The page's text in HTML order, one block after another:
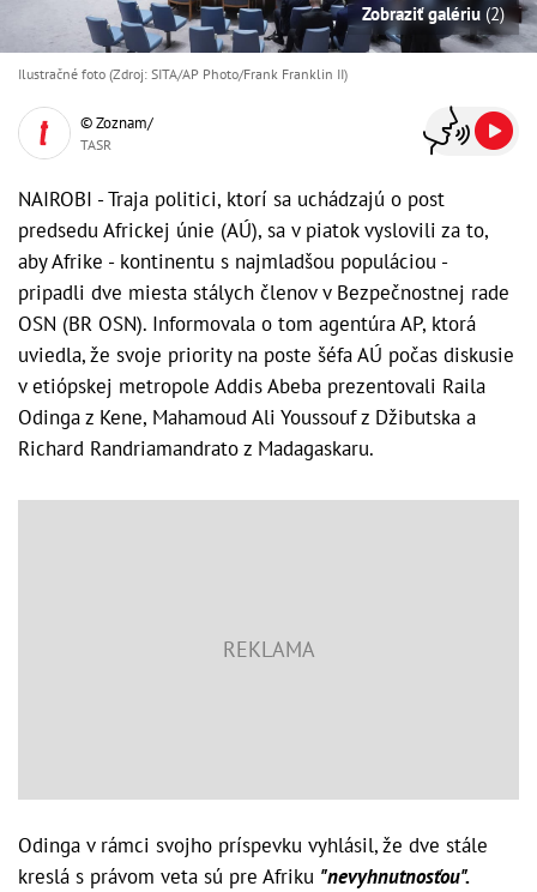
Zobraziť galériu (2)
Ilustračné foto (Zdroj: SITA/AP Photo/Frank Franklin II)
© Zoznam/
TASR
NAIROBI - Traja politici, ktorí sa uchádzajú o post
predsedu Africkej únie (AÚ), sa v piatok vyslovili za to,
aby Afrike - kontinentu s najmladšou populáciou -
pripadli dve miesta stálych členov v Bezpečnostnej rade
OSN (BR OSN). Informovala o tom agentúra AP, ktorá
uviedla, že svoje priority na poste šéfa AÚ počas diskusie
v etiópskej metropole Addis Abeba prezentovali Raila
Odinga z Kene, Mahamoud Ali Youssouf z Džibutska a
Richard Randriamandrato z Madagaskaru.
Odinga v rámci svojho príspevku vyhlásil, že dve stále
kreslá s právom veta sú pre Afriku "nevyhnutnosťou".